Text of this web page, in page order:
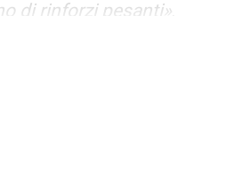
di rinforzi pesanti»
l’interesse per